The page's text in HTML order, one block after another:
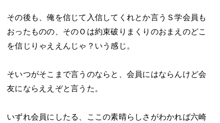
その後も、俺を信じて入信してくれとか言うＳ学会員も
おったものの、そのＯは約束破りまくりのおまえのどこ
を信じりゃええんじゃ？いう感じ。
そいつがそこまで言うのならと、会員にはならんけど会
友にならええぞと言うた。
いずれ会員にしたる、ここの素晴らしさがわかれば六崎